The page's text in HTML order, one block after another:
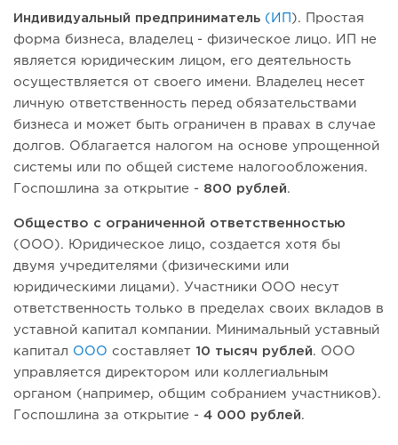
Индивидуальный предприниматель (ИП ). Простая
форма бизнеса, владелец - физическое лицо. ИП не
является юридическим лицом, его деятельность
осуществляется от своего имени. Владелец несет
личную ответственность перед обязательствами
бизнеса и может быть ограничен в правах в случае
долгов. Облагается налогом на основе упрощенной
системы или по общей системе налогообложения.
Госпошлина за открытие - 800 рублей.
Общество с ограниченной ответственностью
(ООО). Юридическое лицо, создается хотя бы
двумя учредителями (физическими или
юридическими лицами). Участники ООО несут
ответственность только в пределах своих вкладов в
уставной капитал компании. Минимальный уставный
капитал ООО составляет 10 тысяч рублей. ООО
управляется директором или коллегиальным
органом (например, общим собранием участников).
Госпошлина за открытие - 4 000 рублей.